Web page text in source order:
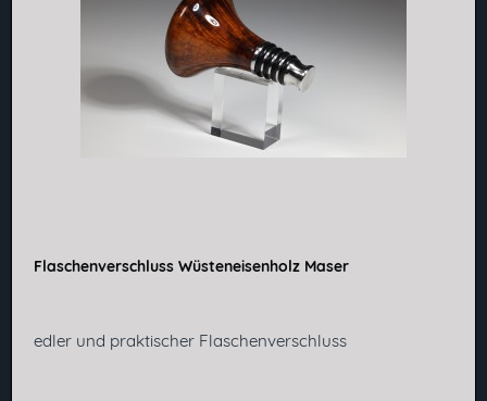
Flaschenverschluss Wüsteneisenholz Maser
edler und praktischer Flaschenverschluss